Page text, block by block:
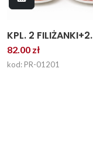
KPL. 2
82.00 zł
kod: PR-01201